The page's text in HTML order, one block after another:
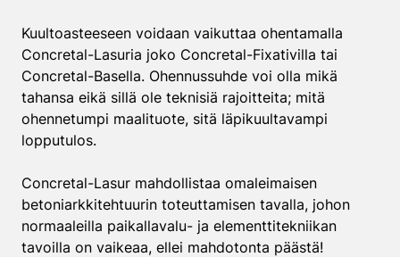
Kuultoasteeseen voidaan vaikuttaa ohentamalla
Concretal-Lasuria joko Concretal-Fixativilla tai
Concretal-Basella. Ohennussuhde voi olla mikä
tahansa eikä sillä ole teknisiä rajoitteita; mitä
ohennetumpi maalituote, sitä läpikuultavampi
lopputulos.
Concretal-Lasur mahdollistaa omaleimaisen
betoniarkkitehtuurin toteuttamisen tavalla, johon
normaaleilla paikallavalu- ja elementtitekniikan
tavoilla on vaikeaa, ellei mahdotonta päästä!